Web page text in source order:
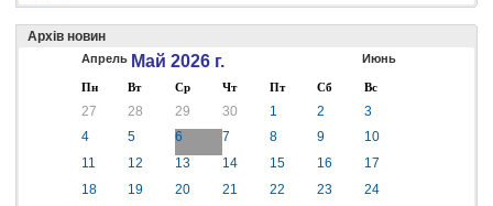
Архів новин
Апрель Май 2026 г. Июнь
Пн Вт Ср Чт Пт Сб Вс
27 28 29 30 1 2
3
4
5 6 7 8 9
10
11
12 13 14 15 16
17
18
19 20 21 22 23
24